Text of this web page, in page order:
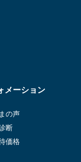
メーション
の声
断
価格